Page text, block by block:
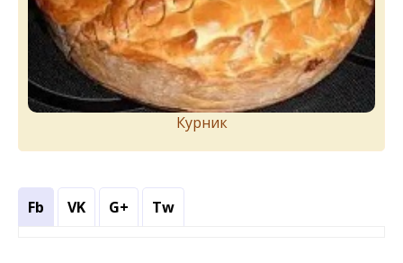
Курник
Fb VK G+ Tw